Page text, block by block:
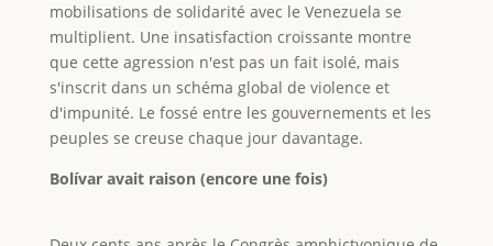
mobilisations de solidarité avec le Venezuela se
multiplient. Une insatisfaction croissante montre
que cette agression n'est pas un fait isolé, mais
s'inscrit dans un schéma global de violence et
d'impunité. Le fossé entre les gouvernements et les
peuples se creuse chaque jour davantage.
Bolívar avait raison (encore une fois)